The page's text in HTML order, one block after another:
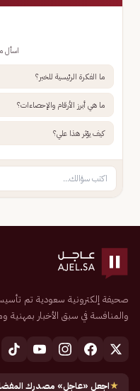
اسأل
ما الفكرة الرئيسية للخبر؟
ما هي أبرز الأرقام والإحصاءات؟
كيف يؤثر هذا علي؟
والمنافسة في سبق الأخبار
★اجعل «عاجل» مصدرك